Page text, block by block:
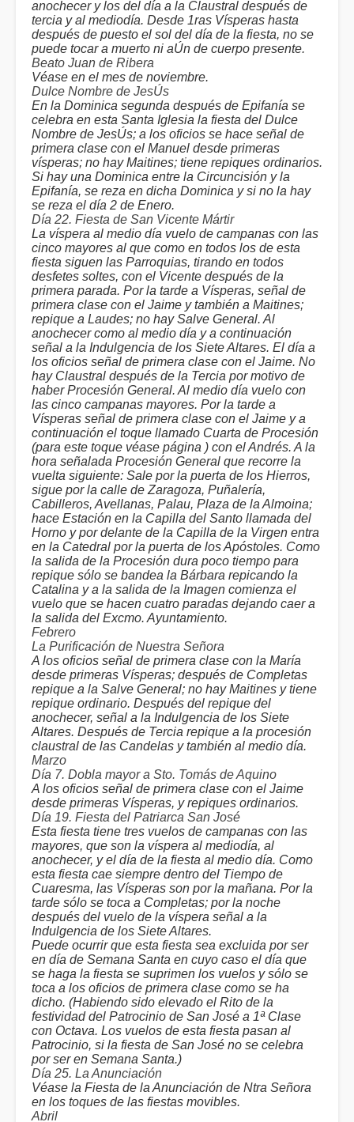
anochecer y los del día a la Claustral después de
tercia y al mediodía. Desde 1ras Vísperas hasta
después de puesto el sol del día de la fiesta, no se
puede tocar a muerto ni aÚn de cuerpo presente.
Beato Juan de Ribera
Véase en el mes de noviembre.
Dulce Nombre de JesÚs
En la Dominica segunda después de Epifanía se
celebra en esta Santa Iglesia la fiesta del Dulce
Nombre de JesÚs; a los oficios se hace señal de
primera clase con el Manuel desde primeras
vísperas; no hay Maitines; tiene repiques ordinarios.
Si hay una Dominica entre la Circuncisión y la
Epifanía, se reza en dicha Dominica y si no la hay
se reza el día 2 de Enero.
Día 22. Fiesta de San Vicente Mártir
La víspera al medio día vuelo de campanas con las
cinco mayores al que como en todos los de esta
fiesta siguen las Parroquias, tirando en todos
desfetes soltes, con el Vicente después de la
primera parada. Por la tarde a Vísperas, señal de
primera clase con el Jaime y también a Maitines;
repique a Laudes; no hay Salve General. Al
anochecer como al medio día y a continuación
señal a la Indulgencia de los Siete Altares. El día a
los oficios señal de primera clase con el Jaime. No
hay Claustral después de la Tercia por motivo de
haber Procesión General. Al medio día vuelo con
las cinco campanas mayores. Por la tarde a
Vísperas señal de primera clase con el Jaime y a
continuación el toque llamado Cuarta de Procesión
(para este toque véase página ) con el Andrés. A la
hora señalada Procesión General que recorre la
vuelta siguiente: Sale por la puerta de los Hierros,
sigue por la calle de Zaragoza, Puñalería,
Cabilleros, Avellanas, Palau, Plaza de la Almoina;
hace Estación en la Capilla del Santo llamada del
Horno y por delante de la Capilla de la Virgen entra
en la Catedral por la puerta de los Apóstoles. Como
la salida de la Procesión dura poco tiempo para
repique sólo se bandea la Bárbara repicando la
Catalina y a la salida de la Imagen comienza el
vuelo que se hacen cuatro paradas dejando caer a
la salida del Excmo. Ayuntamiento.
Febrero
La Purificación de Nuestra Señora
A los oficios señal de primera clase con la María
desde primeras Vísperas; después de Completas
repique a la Salve General; no hay Maitines y tiene
repique ordinario. Después del repique del
anochecer, señal a la Indulgencia de los Siete
Altares. Después de Tercia repique a la procesión
claustral de las Candelas y también al medio día.
Marzo
Día 7. Dobla mayor a Sto. Tomás de Aquino
A los oficios señal de primera clase con el Jaime
desde primeras Vísperas, y repiques ordinarios.
Día 19. Fiesta del Patriarca San José
Esta fiesta tiene tres vuelos de campanas con las
mayores, que son la víspera al mediodía, al
anochecer, y el día de la fiesta al medio día. Como
esta fiesta cae siempre dentro del Tiempo de
Cuaresma, las Vísperas son por la mañana. Por la
tarde sólo se toca a Completas; por la noche
después del vuelo de la víspera señal a la
Indulgencia de los Siete Altares.
Puede ocurrir que esta fiesta sea excluida por ser
en día de Semana Santa en cuyo caso el día que
se haga la fiesta se suprimen los vuelos y sólo se
toca a los oficios de primera clase como se ha
dicho. (Habiendo sido elevado el Rito de la
festividad del Patrocinio de San José a 1ª Clase
con Octava. Los vuelos de esta fiesta pasan al
Patrocinio, si la fiesta de San José no se celebra
por ser en Semana Santa.)
Día 25. La Anunciación
Véase la Fiesta de la Anunciación de Ntra Señora
en los toques de las fiestas movibles.
Abril